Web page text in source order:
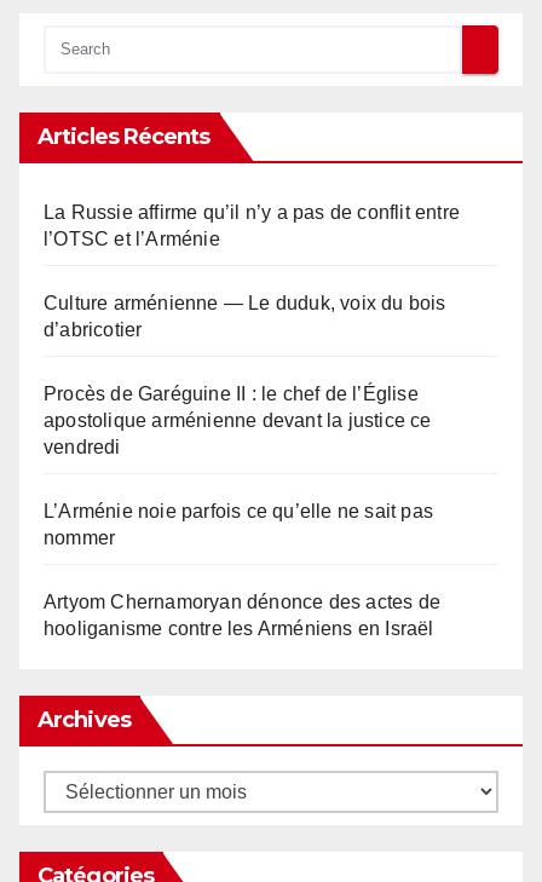
Articles Récents
La Russie affirme qu’il n’y a pas de conflit entre
l’OTSC et l’Arménie
Culture arménienne — Le duduk, voix du bois
d’abricotier
Procès de Garéguine II : le chef de l’Église
apostolique arménienne devant la justice ce
vendredi
L’Arménie noie parfois ce qu’elle ne sait pas
nommer
Artyom Chernamoryan dénonce des actes de
hooliganisme contre les Arméniens en Israël
Archives
Archives
Catégories